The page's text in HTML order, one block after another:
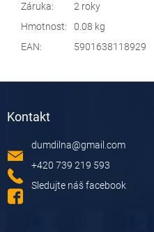
Záruka:
2 roky
Hmotnost:
0.08 kg
EAN: 5901638118929
Kontakt
dumdilna@gmail.com
+420 739 219 593
Sledujte náš facebook